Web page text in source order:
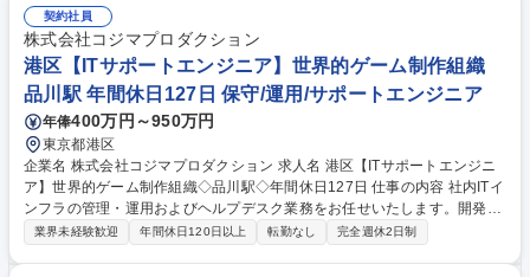
以外のチームとも垣根なくサービスを改善していくため、職分にとらわれ
ず様々な挑戦ができます。 募集職種 【Webアプリケーションエンジニ
ア】KADOKAWAグループ/リモート可
契約社員
株式会社コジマプロダクション
港区【ITサポートエンジニア】世界的ゲーム制作組織
品川駅 年間休日127日 保守/運用/サポートエンジニア
年俸400万円～950万円
東京都港区
企業名 株式会社コジマプロダクション 求人名 港区【ITサポートエンジニ
ア】世界的ゲーム制作組織◇品川駅◇年間休日127日 仕事の内容 社内ITイ
ンフラの管理・運用およびヘルプデスク業務をお任せいたします。開発現
場を支えるIT基盤の構築・維持を通じて、制作活動を支える重要な役割を
業界未経験歓迎 年間休日120日以上 転勤なし 完全週休2日制